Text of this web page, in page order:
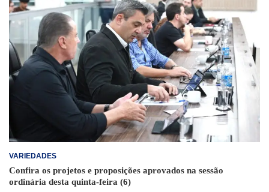
VARIEDADES
Confira os projetos e proposições aprovados na sessão
ordinária desta quinta-feira (6)